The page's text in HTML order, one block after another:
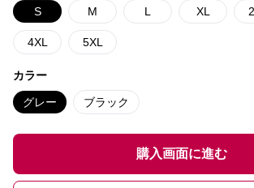
S M L XL
4XL 5XL
カラー
グレー ブラック
購入画面に進む